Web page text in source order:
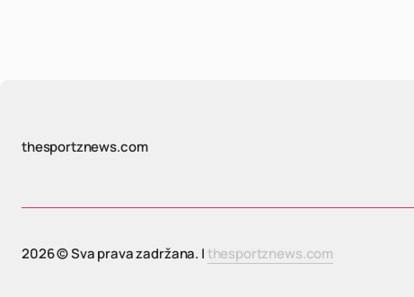
thesportznews.com
2026 © Sva prava zadržana. |thesportznews.com